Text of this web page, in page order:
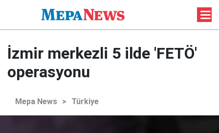
İzmir merkezli 5 ilde 'FETÖ'
operasyonu
Mepa News > Türkiye